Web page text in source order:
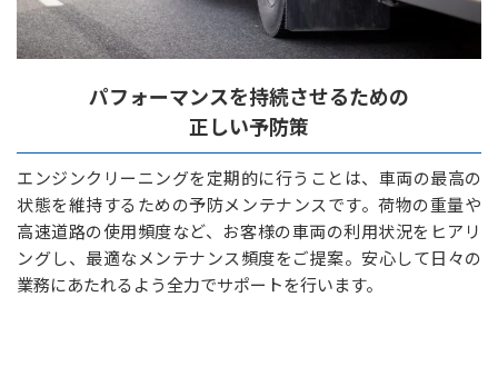
パフォーマンスを持続させるための
正しい予防策
エンジンクリーニングを定期的に行うことは、車両の最高の
状態を維持するための予防メンテナンスです。荷物の重量や
高速道路の使用頻度など、お客様の車両の利用状況をヒアリ
ングし、最適なメンテナンス頻度をご提案。安心して日々の
業務にあたれるよう全力でサポートを行います。